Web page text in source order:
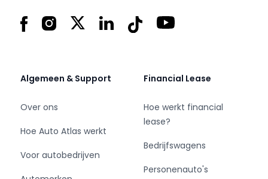
Volkswagen.
FacebookInstagram
X LinkedInTiktok YouTube
Algemeen & Support
Over ons
Hoe Auto Atlas werkt
Voor autobedrijven
Financial Lease
Hoe werkt financial
lease?
Bedrijfswagens
Personenauto's